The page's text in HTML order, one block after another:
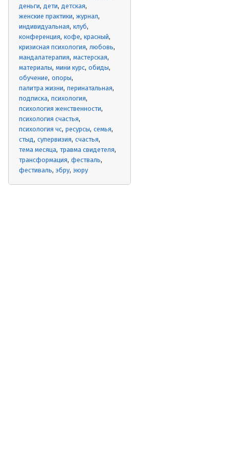
деньги дети детская
женские практики журнал
индивидуальная клуб
конференция кофе красный
кризисная психология любовь
мандалатерапия мастерская
материалы мини курс обиды
обучение опоры
палитра жизни перинатальная
подписка психология
психология женственности
психология счастья
психология чс ресурсы семья
стыд супервизия счастья
тема месяца травма свидетеля
трансформация фестваль
фестиваль эбру эюру